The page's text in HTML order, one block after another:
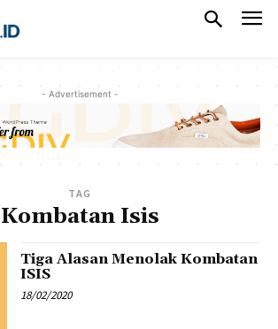
- Advertisement -
TAG
Kombatan Isis
Tiga Alasan Menolak Kombatan
ISIS
18/02/2020